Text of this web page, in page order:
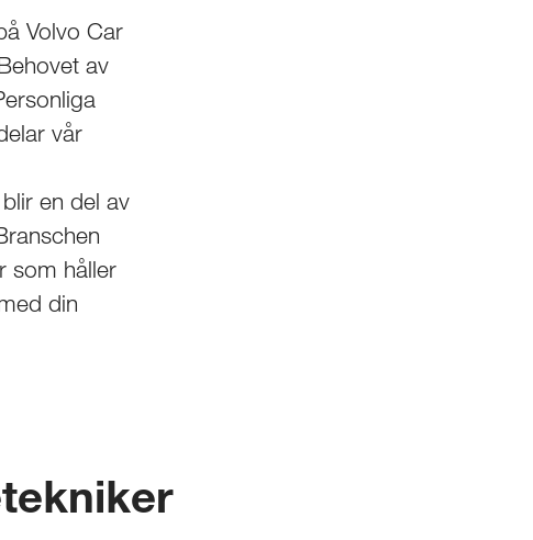
Volvo Car
av
vår
en del av
som håller
din